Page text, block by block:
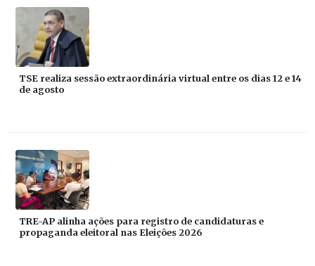
TSE realiza sessão extraordinária virtual entre os dias 12 e 14
de agosto
TRE-AP alinha ações para registro de candidaturas e
propaganda eleitoral nas Eleições 2026